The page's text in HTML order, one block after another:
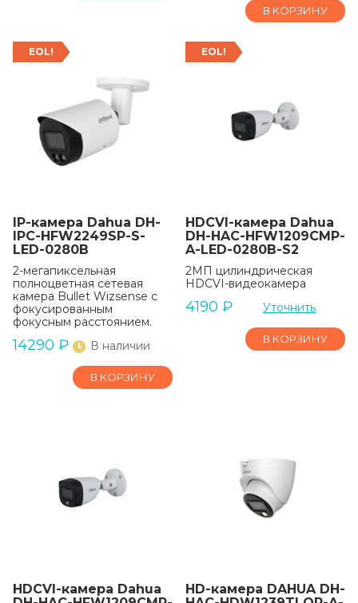
В КОРЗИНУ
EOL!
IP-камера Dahua DH-
IPC-HFW2249SP-S-
LED-0280B
2-мегапиксельная
полноцветная сетевая
камера Bullet Wizsense с
фокусированным
фокусным расстоянием.
14290 ₽ В наличии
В КОРЗИНУ
EOL!
HDCVI-камера Dahua
DH-HAC-HFW1209CMP-
A-LED-0280B-S2
2МП цилиндрическая
HDCVI-видеокамера
4190 ₽ Уточнить
В КОРЗИНУ
HDCVI-камера Dahua
HD-камера DAHUA DH-